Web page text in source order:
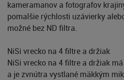
kameramanov a fotografov
pomalšie rýchlosti uzávierky
možné bez ND filtra.
NiSi vrecko na 4 filtre a držiak
NiSi vrecko na 4 filtre a držiak
a je zvnútra vystlané mäkkým